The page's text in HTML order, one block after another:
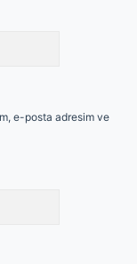
e-posta adresim ve